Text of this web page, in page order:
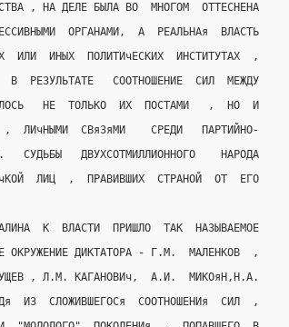
, НА ДЕЛЕ БЫЛА ВО  МНОГОМ  ОТТЕСНЕНА
ОРГАНАМИ,  А  РЕАЛЬНАя  ВЛАСТЬ
ИЛИ  ИНЫХ  ПОЛИТИчЕСКИХ  ИНСТИТУТАХ  ,
РЕЗУЛЬТАТЕ   СООТНОШЕНИЕ  СИЛ  МЕЖДУ
НЕ  ТОЛЬКО  ИХ  ПОСТАМИ   ,  НО  И
,  ЛИчНЫМИ  СВяЗяМИ    СРЕДИ   ПАРТИЙНО-
СУДЬБЫ   ДВУХСОТМИЛЛИОННОГО    НАРОДА
ЛИЦ  ,  ПРАВИВШИХ  СТРАНОЙ  ОТ  ЕГО
К  ВЛАСТИ  ПРИШЛО  ТАК  НАЗЫВАЕМОЕ
ОКРУЖЕНИЕ ДИКТАТОРА - Г.М.  МАЛЕНКОВ  ,
, Л.М. КАГАНОВИч,  А.И.  МИКОяН,Н.А.
ИЗ  СЛОЖИВШЕГОСя  СООТНОШЕНИя  СИЛ  ,